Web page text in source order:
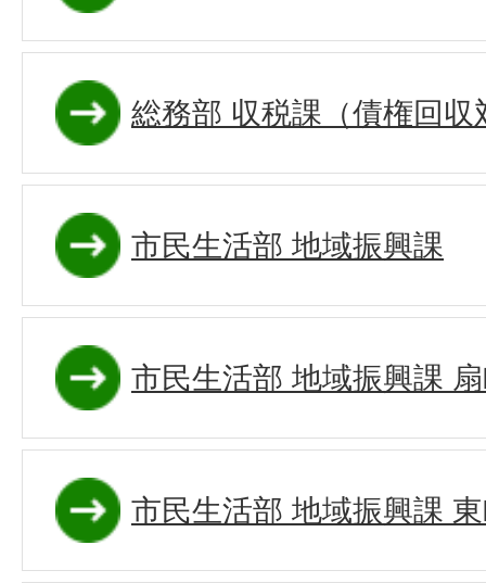
総務部 収税課（債権回収
市民生活部 地域振興課
市民生活部 地域振興課
市民生活部 地域振興課